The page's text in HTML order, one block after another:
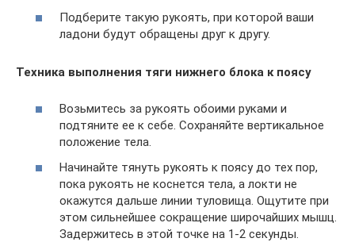
Подберите такую рукоять, при которой ваши
ладони будут обращены друг к другу.
Техника выполнения тяги нижнего блока к поясу
Возьмитесь за рукоять обоими руками и
подтяните ее к себе. Сохраняйте вертикальное
положение тела.
Начинайте тянуть рукоять к поясу до тех пор,
пока рукоять не коснется тела, а локти не
окажутся дальше линии туловища. Ощутите при
этом сильнейшее сокращение широчайших мышц.
Задержитесь в этой точке на 1-2 секунды.